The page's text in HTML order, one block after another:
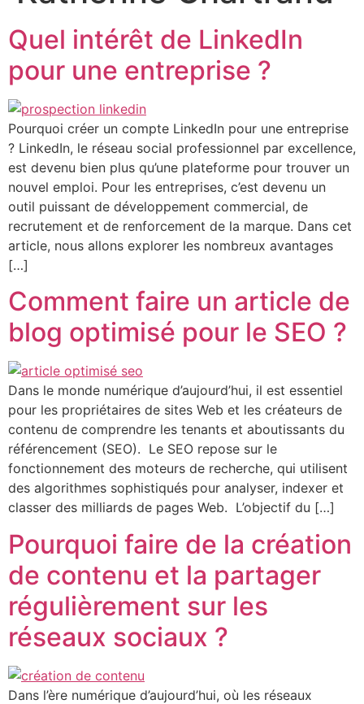
Quel intérêt de LinkedIn
pour une entreprise ?
Pourquoi créer un compte LinkedIn pour une entreprise
? LinkedIn, le réseau social professionnel par excellence,
est devenu bien plus qu’une plateforme pour trouver un
nouvel emploi. Pour les entreprises, c’est devenu un
outil puissant de développement commercial, de
recrutement et de renforcement de la marque. Dans cet
article, nous allons explorer les nombreux avantages
[…]
Comment faire un article de
blog optimisé pour le SEO ?
Dans le monde numérique d’aujourd’hui, il est essentiel
pour les propriétaires de sites Web et les créateurs de
contenu de comprendre les tenants et aboutissants du
référencement (SEO). Le SEO repose sur le
fonctionnement des moteurs de recherche, qui utilisent
des algorithmes sophistiqués pour analyser, indexer et
classer des milliards de pages Web. L’objectif du […]
Pourquoi faire de la création
de contenu et la partager
régulièrement sur les
réseaux sociaux ?
Dans l’ère numérique d’aujourd’hui, où les réseaux